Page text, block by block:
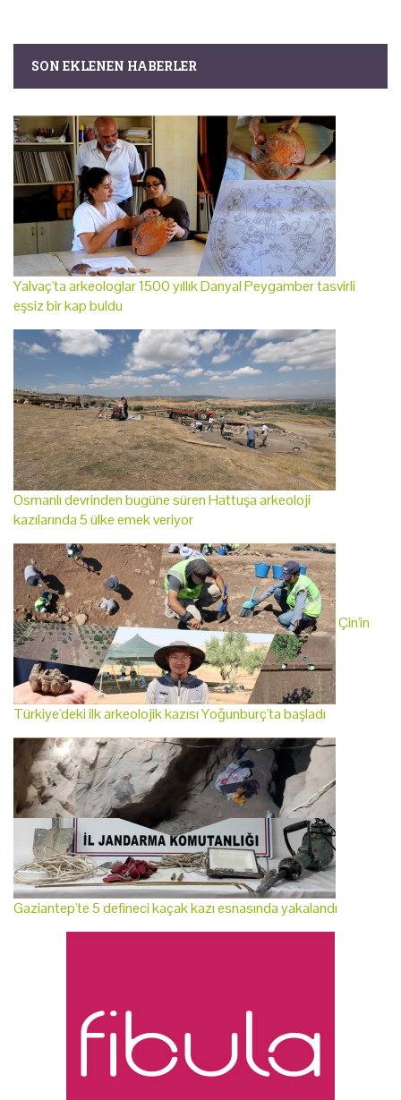
SON EKLENEN HABERLER
Yalvaç'ta arkeologlar 1500 yıllık Danyal Peygamber tasvirli
eşsiz bir kap buldu
Osmanlı devrinden bugüne süren Hattuşa arkeoloji
kazılarında 5 ülke emek veriyor
Çin'in
Türkiye'deki ilk arkeolojik kazısı Yoğunburç'ta başladı
Gaziantep'te 5 defineci kaçak kazı esnasında yakalandı